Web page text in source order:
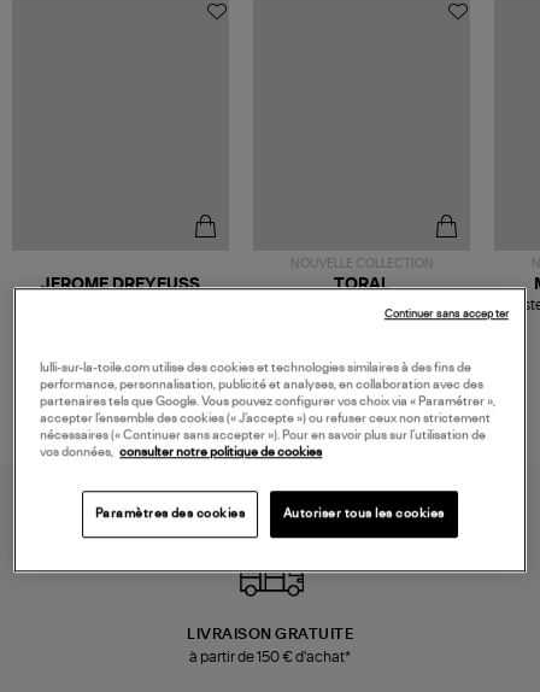
JEROME DREYFUSS
NOUVELLE COLLECTION
TORAL
Mousse
LIVRAISON GRATUITE
à partir de 150 € d'achat*
lulli-sur-la-toile.com utilise des cookies et technologies similaires à des fins de
performance, personnalisation, publicité et analyses, en collaboration avec des
partenaires tels que Google. Vous pouvez configurer vos choix via « Paramétrer »,
accepter l’ensemble des cookies (« J’accepte ») ou refuser ceux non strictement
nécessaires (« Continuer sans accepter »). Pour en savoir plus sur l’utilisation de
vos données, consulter notre politique de cookies
Paramètres des cookies Autoriser tous les cookies
Continuer sans accepter